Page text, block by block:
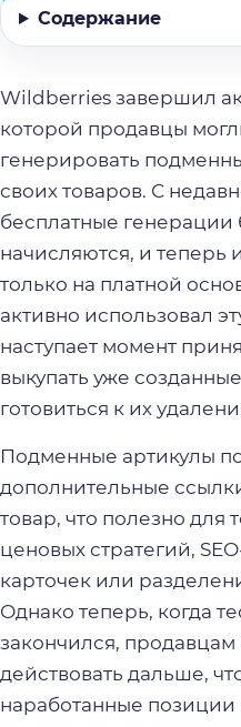
Содержание
Wildberries завершил
которой продавцы
генерировать
своих товаров. С
бесплатные
начисляются, и теперь
только на платной
активно использовал
наступает момент
выкупать уже
готовиться к их
Подменные артикулы
дополнительные
товар, что полезно для
ценовых стратегий,
карточек или
Однако теперь, когда
закончился, продавцам
действовать дальше,
наработанные позиции